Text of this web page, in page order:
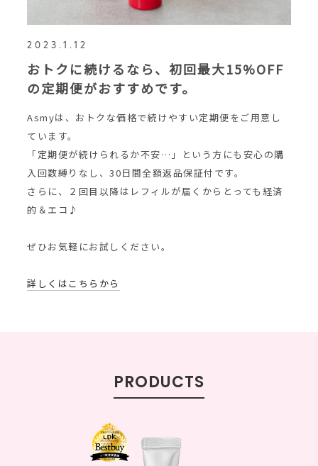
2023.1.12
おトクに続けるなら、初回最大15%OFF
の定期便がおすすめです。
Asmyは、おトクな価格で続けやすい定期便をご用意し
ています。
「定期便が続けられるか不安…」という方にも安心の購
入回数縛りなし、30日間全額返品保証付です。
さらに、２回目以降はレフィルが届くからとっても経済
的＆エコ♪
ぜひお気軽にお試しください。
詳しくはこちらから
PRODUCTS